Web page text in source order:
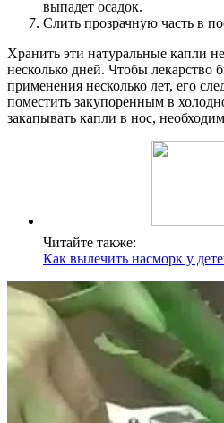
выпадет осадок.
Слить прозрачную часть в
Хранить эти натуральные капли
несколько дней. Чтобы лекарство
применения несколько лет, его
поместить закупоренным в
закапывать капли в нос,
Читайте также:
Как вылечить насморк у